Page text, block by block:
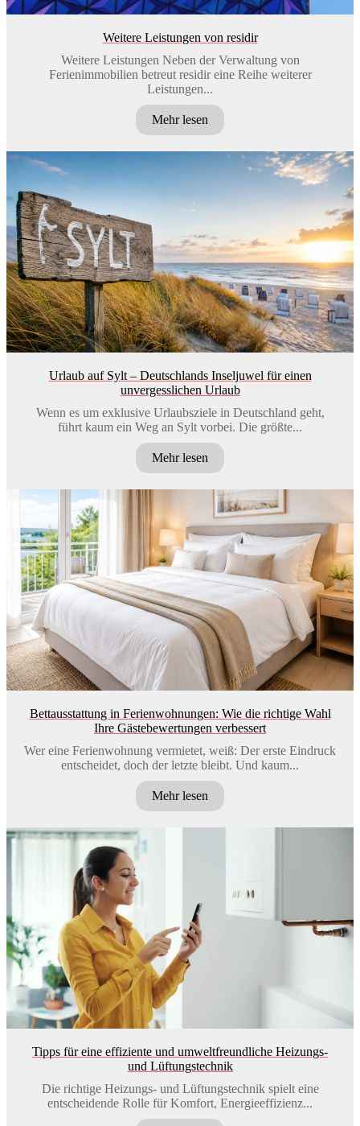
Weitere Leistungen von residir
Weitere Leistungen Neben der Verwaltung von
Ferienimmobilien betreut residir eine Reihe weiterer
Leistungen...
Mehr lesen
Urlaub auf Sylt – Deutschlands Inseljuwel für einen
unvergesslichen Urlaub
Wenn es um exklusive Urlaubsziele in Deutschland geht,
führt kaum ein Weg an Sylt vorbei. Die größte...
Mehr lesen
Bettausstattung in Ferienwohnungen: Wie die richtige Wahl
Ihre Gästebewertungen verbessert
Wer eine Ferienwohnung vermietet, weiß: Der erste Eindruck
entscheidet, doch der letzte bleibt. Und kaum...
Mehr lesen
Tipps für eine effiziente und umweltfreundliche Heizungs-
und Lüftungstechnik
Die richtige Heizungs- und Lüftungstechnik spielt eine
entscheidende Rolle für Komfort, Energieeffizienz...